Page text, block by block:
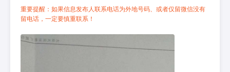
重要提醒：如果信息发布人联系电话为外地号码、或者仅留微信没有
留电话，一定要慎重联系！